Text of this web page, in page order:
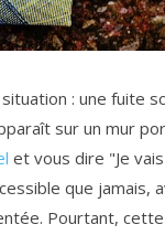
: une fuite
sur un mur
et vous dire "Je
que jamais,
Pourtant,